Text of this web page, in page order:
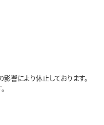
響により休止しております。